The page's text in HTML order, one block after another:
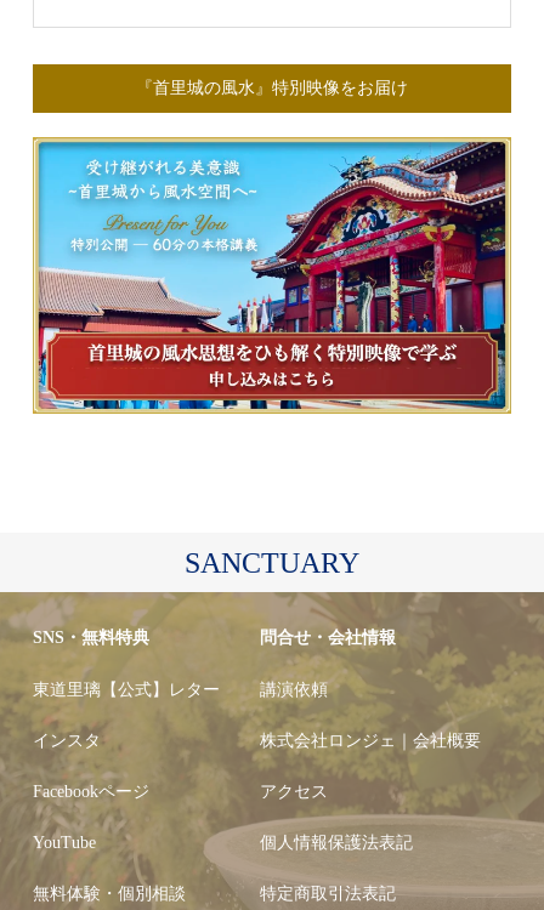
『首里城の風水』特別映像をお届け
SANCTUARY
SNS・無料特典
東道里璃【公式】レター
インスタ
Facebookページ
YouTube
無料体験・個別相談
問合せ・会社情報
講演依頼
株式会社ロンジェ｜会社概要
アクセス
個人情報保護法表記
特定商取引法表記